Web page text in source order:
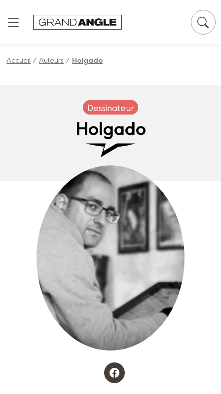
Accueil /Auteurs / Holgado
Dessinateur
Holgado